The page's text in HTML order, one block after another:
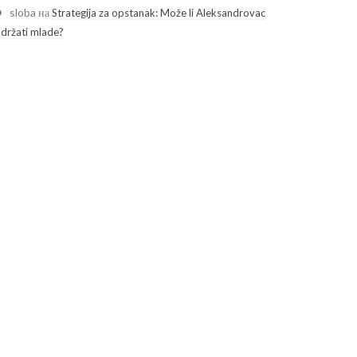
sloba наStrategija za opstanak: Može li Aleksandrovac
mlade?